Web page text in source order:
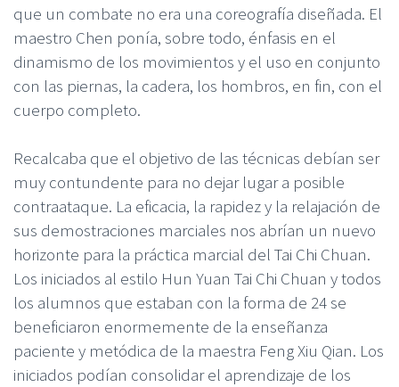
que un combate no era una coreografía diseñada. El
maestro Chen ponía, sobre todo, énfasis en el
dinamismo de los movimientos y el uso en conjunto
con las piernas, la cadera, los hombros, en fin, con el
cuerpo completo.
Recalcaba que el objetivo de las técnicas debían ser
muy contundente para no dejar lugar a posible
contraataque. La eficacia, la rapidez y la relajación de
sus demostraciones marciales nos abrían un nuevo
horizonte para la práctica marcial del Tai Chi Chuan.
Los iniciados al estilo Hun Yuan Tai Chi Chuan y todos
los alumnos que estaban con la forma de 24 se
beneficiaron enormemente de la enseñanza
paciente y metódica de la maestra Feng Xiu Qian. Los
iniciados podían consolidar el aprendizaje de los